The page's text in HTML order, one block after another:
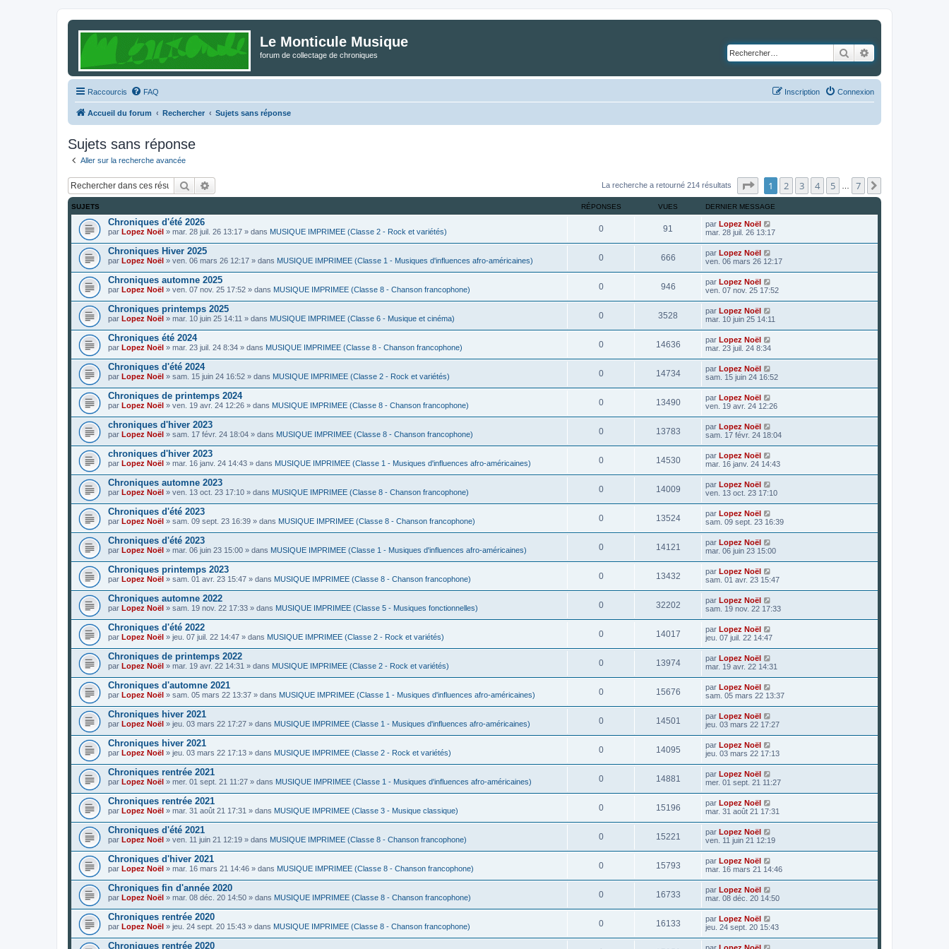
Le Monticule Musique
forum de collectage de chroniques Rechercher
Raccourcis FAQ Connexion
Inscription
Accueil du forum Rechercher Sujets sans réponse
Sujets sans réponse
Aller sur la recherche avancée
Rechercher La recherche a retourné 214 résultats Page sur 7
1 2 3 4 5 7
SUJETS RÉPONSES VUES DERNIER MESSAGE
Chroniques d'été 2026
par Lopez Noël » mar. 28 juil. 26 13:17 » dans MUSIQUE IMPRIMEE (Classe 2 - Rock et variétés) 0 91 par Lopez Noël
mar. 28 juil. 26 13:17
Chroniques Hiver 2025
par Lopez Noël » ven. 06 mars 26 12:17 » dans MUSIQUE IMPRIMEE (Classe 1 - Musiques d'influences afro-américaines) 0 666 par Lopez Noël
ven. 06 mars 26 12:17
Chroniques automne 2025
par Lopez Noël » ven. 07 nov. 25 17:52 » dans MUSIQUE IMPRIMEE (Classe 8 - Chanson francophone) 0 946 par Lopez Noël
ven. 07 nov. 25 17:52
Chroniques printemps 2025
par Lopez Noël » mar. 10 juin 25 14:11 » dans MUSIQUE IMPRIMEE (Classe 6 - Musique et cinéma) 0 3528 par Lopez Noël
mar. 10 juin 25 14:11
Chroniques été 2024
par Lopez Noël » mar. 23 juil. 24 8:34 » dans MUSIQUE IMPRIMEE (Classe 8 - Chanson francophone) 0 14636 par Lopez Noël
mar. 23 juil. 24 8:34
Chroniques d'été 2024
par Lopez Noël » sam. 15 juin 24 16:52 » dans MUSIQUE IMPRIMEE (Classe 2 - Rock et variétés) 0 14734 par Lopez Noël
sam. 15 juin 24 16:52
Chroniques de printemps 2024
par Lopez Noël » ven. 19 avr. 24 12:26 » dans MUSIQUE IMPRIMEE (Classe 8 - Chanson francophone) 0 13490 par Lopez Noël
ven. 19 avr. 24 12:26
chroniques d'hiver 2023
par Lopez Noël » sam. 17 févr. 24 18:04 » dans MUSIQUE IMPRIMEE (Classe 8 - Chanson francophone) 0 13783 par Lopez Noël
sam. 17 févr. 24 18:04
chroniques d'hiver 2023
par Lopez Noël » mar. 16 janv. 24 14:43 » dans MUSIQUE IMPRIMEE (Classe 1 - Musiques d'influences afro-américaines) 0 14530 par Lopez Noël
mar. 16 janv. 24 14:43
Chroniques automne 2023
par Lopez Noël » ven. 13 oct. 23 17:10 » dans MUSIQUE IMPRIMEE (Classe 8 - Chanson francophone) 0 14009 par Lopez Noël
ven. 13 oct. 23 17:10
Chroniques d'été 2023
par Lopez Noël » sam. 09 sept. 23 16:39 » dans MUSIQUE IMPRIMEE (Classe 8 - Chanson francophone) 0 13524 par Lopez Noël
sam. 09 sept. 23 16:39
Chroniques d'été 2023
par Lopez Noël » mar. 06 juin 23 15:00 » dans MUSIQUE IMPRIMEE (Classe 1 - Musiques d'influences afro-américaines) 0 14121 par Lopez Noël
mar. 06 juin 23 15:00
Chroniques printemps 2023
par Lopez Noël » sam. 01 avr. 23 15:47 » dans MUSIQUE IMPRIMEE (Classe 8 - Chanson francophone) 0 13432 par Lopez Noël
sam. 01 avr. 23 15:47
Chroniques automne 2022
par Lopez Noël » sam. 19 nov. 22 17:33 » dans MUSIQUE IMPRIMEE (Classe 5 - Musiques fonctionnelles) 0 32202 par Lopez Noël
sam. 19 nov. 22 17:33
Chroniques d'été 2022
par Lopez Noël » jeu. 07 juil. 22 14:47 » dans MUSIQUE IMPRIMEE (Classe 2 - Rock et variétés) 0 14017 par Lopez Noël
jeu. 07 juil. 22 14:47
Chroniques de printemps 2022
par Lopez Noël » mar. 19 avr. 22 14:31 » dans MUSIQUE IMPRIMEE (Classe 2 - Rock et variétés) 0 13974 par Lopez Noël
mar. 19 avr. 22 14:31
Chroniques d'automne 2021
par Lopez Noël » sam. 05 mars 22 13:37 » dans MUSIQUE IMPRIMEE (Classe 1 - Musiques d'influences afro-américaines) 0 15676 par Lopez Noël
sam. 05 mars 22 13:37
Chroniques hiver 2021
par Lopez Noël » jeu. 03 mars 22 17:27 » dans MUSIQUE IMPRIMEE (Classe 1 - Musiques d'influences afro-américaines) 0 14501 par Lopez Noël
jeu. 03 mars 22 17:27
Chroniques hiver 2021
par Lopez Noël » jeu. 03 mars 22 17:13 » dans MUSIQUE IMPRIMEE (Classe 2 - Rock et variétés) 0 14095 par Lopez Noël
jeu. 03 mars 22 17:13
Chroniques rentrée 2021
par Lopez Noël » mer. 01 sept. 21 11:27 » dans MUSIQUE IMPRIMEE (Classe 1 - Musiques d'influences afro-américaines) 0 14881 par Lopez Noël
mer. 01 sept. 21 11:27
Chroniques rentrée 2021
par Lopez Noël » mar. 31 août 21 17:31 » dans MUSIQUE IMPRIMEE (Classe 3 - Musique classique) 0 15196 par Lopez Noël
mar. 31 août 21 17:31
Chroniques d'été 2021
par Lopez Noël » ven. 11 juin 21 12:19 » dans MUSIQUE IMPRIMEE (Classe 8 - Chanson francophone) 0 15221 par Lopez Noël
ven. 11 juin 21 12:19
Chroniques d'hiver 2021
par Lopez Noël » mar. 16 mars 21 14:46 » dans MUSIQUE IMPRIMEE (Classe 8 - Chanson francophone) 0 15793 par Lopez Noël
mar. 16 mars 21 14:46
Chroniques fin d'année 2020
par Lopez Noël » mar. 08 déc. 20 14:50 » dans MUSIQUE IMPRIMEE (Classe 8 - Chanson francophone) 0 16733 par Lopez Noël
mar. 08 déc. 20 14:50
Chroniques rentrée 2020
par Lopez Noël » jeu. 24 sept. 20 15:43 » dans MUSIQUE IMPRIMEE (Classe 8 - Chanson francophone) 0 16133 par Lopez Noël
jeu. 24 sept. 20 15:43
Chroniques rentrée 2020 par Lopez Noël